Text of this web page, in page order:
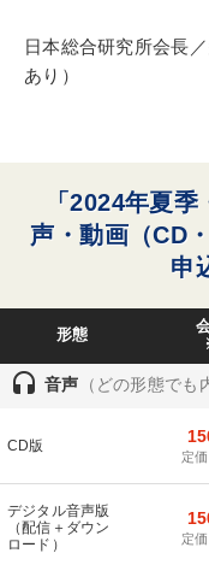
日本総合研究所会長
あり）
「2024年夏
声・動画（CD
申
形態
headset 音声 （どの形態でも
CD版
定
デジタル音声版
（配信＋ダウン
ロード）
定